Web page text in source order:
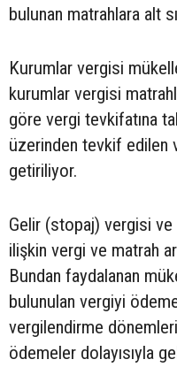
bulunan matrahlara alt
Kurumlar vergisi
kurumlar vergisi
göre vergi tevkifatına
üzerinden tevkif edilen
getiriliyor.
Gelir (stopaj) vergisi
ilişkin vergi ve matrah
Bundan faydalanan
bulunulan vergiyi
vergilendirme
ödemeler dolayısıyla